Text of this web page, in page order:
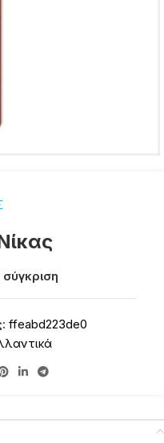
ffeabd223de0